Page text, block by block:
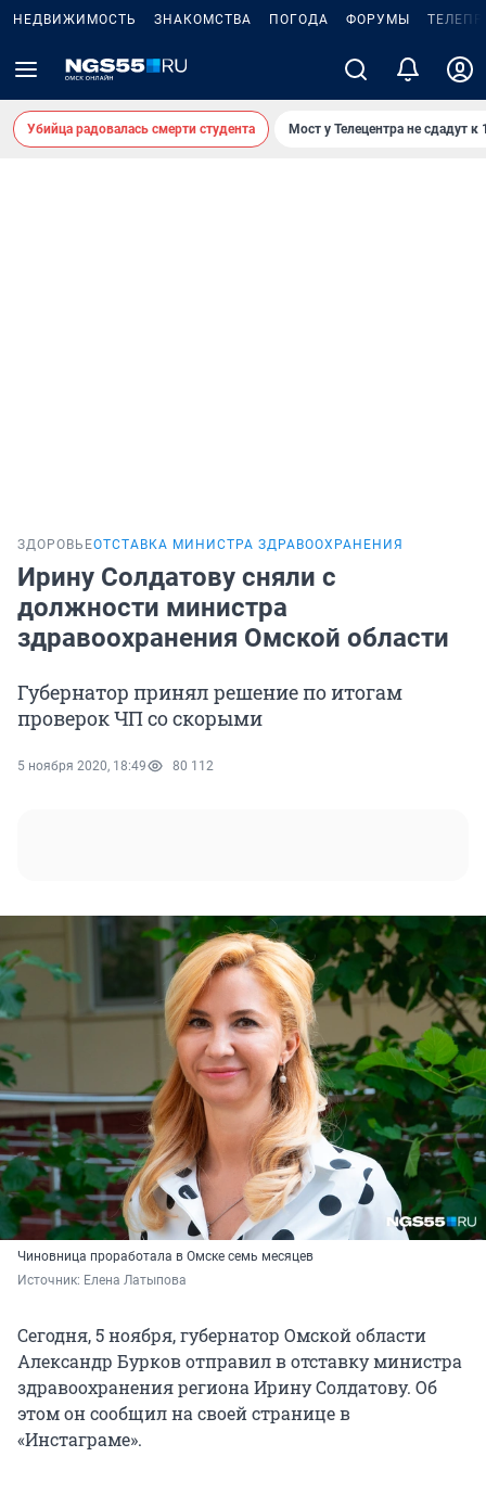
НЕДВИЖИМОСТЬ ЗНАКОМСТВА ПОГОДА ФОРУМЫ
Убийца радовалась смерти студента Мост у Телецентра не сдадут к
ЗДОРОВЬЕОТСТАВКА МИНИСТРА ЗДРАВООХРАНЕНИЯ
Ирину Солдатову сняли с
должности министра
здравоохранения Омской области
Губернатор принял решение по итогам
проверок ЧП со скорыми
5 ноября 2020, 18:49 80 112
Чиновница проработала в Омске семь месяцев
Источник: Елена Латыпова
Сегодня, 5 ноября, губернатор Омской области
Александр Бурков отправил в отставку министра
здравоохранения региона Ирину Солдатову. Об
этом он сообщил на своей странице в
«Инстаграме».